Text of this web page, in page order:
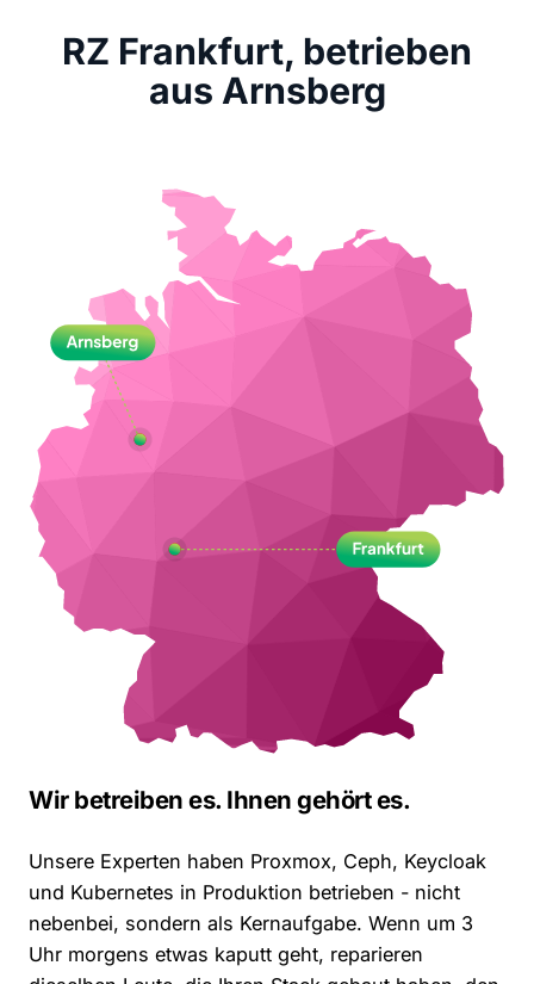
RZ Frankfurt, betrieben
aus Arnsberg
Wir betreiben es. Ihnen gehört es.
Unsere Experten haben Proxmox, Ceph, Keycloak
und Kubernetes in Produktion betrieben - nicht
nebenbei, sondern als Kernaufgabe. Wenn um 3
Uhr morgens etwas kaputt geht, reparieren